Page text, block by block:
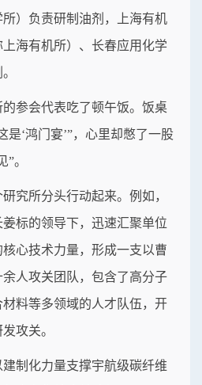
）负责研制油剂，上海有机
海有机所）、长春应用化学
参会代表吃了顿午饭。饭桌
是‘鸿门宴’”，心里却憋了一股
。
究所分头行动起来。例如，
姜标的领导下，迅速汇聚单位
心技术力量，形成一支以曹
人攻关团队，包含了高分子
料等多领域的人才队伍，开
攻关。
制化力量支撑宇航级碳纤维